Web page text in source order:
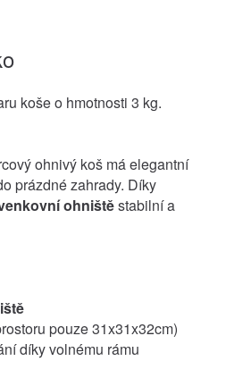
koše o hmotnosti 3 kg.
ohnivý koš má elegantní
prázdné zahrady. Díky
ohništěstabilní a
pouze 31x31x32cm)
díky volnému rámu